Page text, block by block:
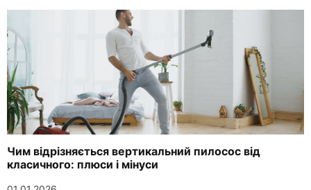
Чим відрізняється вертикальний пилосос від
класичного: плюси і мінуси